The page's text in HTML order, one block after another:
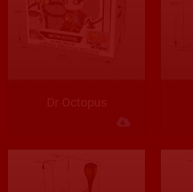
Dr Octopus